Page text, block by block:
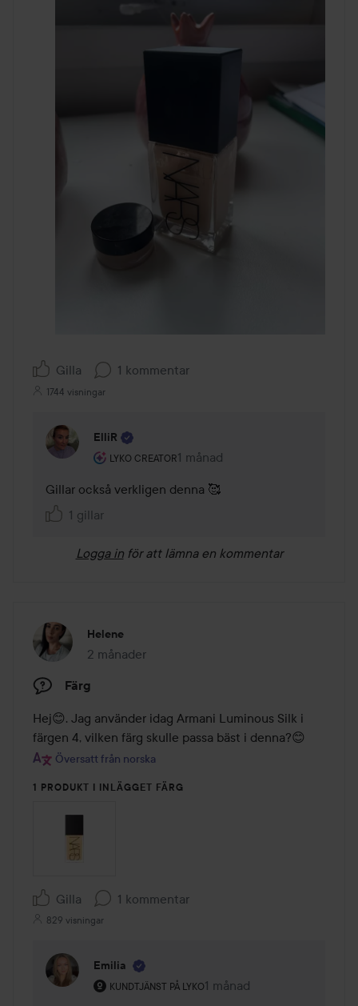
Gilla 1 kommentar
1744 visningar
ElliR
LYKO CREATOR
Användarens roll: Lyko Creator.
1 månad
Kommentaren lades 1 månad
Gillar också verkligen denna 🥰
1 gillar
Logga in för att lämna en kommentar
Helene
2 månader
Inlägget skapades 2 månader
Färg
Hej😊. Jag använder idag Armani Luminous Silk i
färgen 4, vilken färg skulle passa bäst i denna?😊
Översatt från norska
1 PRODUKT I INLÄGGET FÄRG
Gilla 1 kommentar
829 visningar
Emilia
KUNDTJÄNST PÅ LYKO
Användarens roll: Kundtjänst på Lyko.
1 månad
Kommentaren lades 1